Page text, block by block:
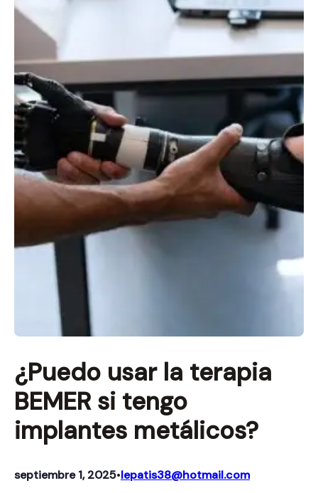
¿Puedo usar la terapia
BEMER si tengo
implantes metálicos?
septiembre 1, 2025•lepatis38@hotmail.com